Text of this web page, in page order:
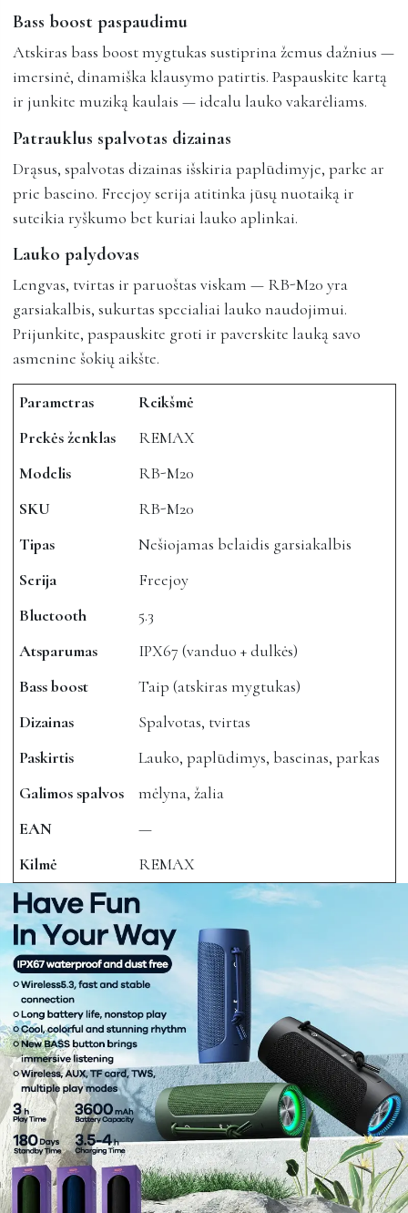
Bass boost paspaudimu
Atskiras bass boost mygtukas sustiprina žemus dažnius —
imersinė, dinamiška klausymo patirtis. Paspauskite kartą
ir junkite muziką kaulais — idealu lauko vakarėliams.
Patrauklus spalvotas dizainas
Drąsus, spalvotas dizainas išskiria paplūdimyje, parke ar
prie baseino. Freejoy serija atitinka jūsų nuotaiką ir
suteikia ryškumo bet kuriai lauko aplinkai.
Lauko palydovas
Lengvas, tvirtas ir paruoštas viskam — RB-M20 yra
garsiakalbis, sukurtas specialiai lauko naudojimui.
Prijunkite, paspauskite groti ir paverskite lauką savo
asmenine šokių aikšte.
Parametras
Reikšmė
Prekės ženklas
REMAX
Modelis
RB-M20
SKU
RB-M20
Tipas
Nešiojamas belaidis garsiakalbis
Serija
Freejoy
Bluetooth
5.3
Atsparumas
IPX67 (vanduo + dulkės)
Bass boost
Taip (atskiras mygtukas)
Dizainas
Spalvotas, tvirtas
Paskirtis
Lauko, paplūdimys, baseinas, parkas
Galimos spalvos
mėlyna, žalia
EAN
—
Kilmė
REMAX